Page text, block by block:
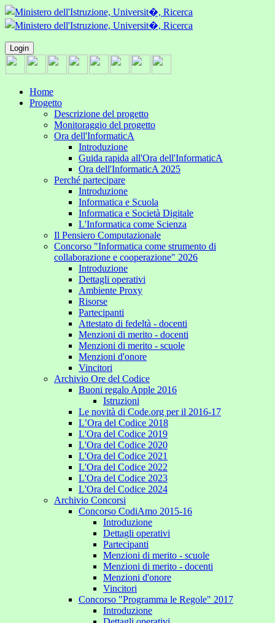
Login
Home
Progetto
Descrizione del progetto
Monitoraggio del progetto
Ora dell'InformaticA
Introduzione
Guida rapida all'Ora dell'InformaticA
Ora dell'InformaticA 2025
Perché partecipare
Introduzione
Informatica e Scuola
Informatica e Società Digitale
L'Informatica come Scienza
Il Pensiero Computazionale
Concorso "Informatica come strumento di
collaborazione e cooperazione" 2026
Introduzione
Dettagli operativi
Ambiente Proxy
Risorse
Partecipanti
Attestato di fedeltà - docenti
Menzioni di merito - docenti
Menzioni di merito - scuole
Menzioni d'onore
Vincitori
Archivio Ore del Codice
Buoni regalo Apple 2016
Istruzioni
Le novità di Code.org per il 2016-17
L’Ora del Codice 2018
L'Ora del Codice 2019
L'Ora del Codice 2020
L'Ora del Codice 2021
L'Ora del Codice 2022
L'Ora del Codice 2023
L'Ora del Codice 2024
Archivio Concorsi
Concorso CodiAmo 2015-16
Introduzione
Dettagli operativi
Partecipanti
Menzioni di merito - scuole
Menzioni di merito - docenti
Menzioni d'onore
Vincitori
Concorso "Programma le Regole" 2017
Introduzione